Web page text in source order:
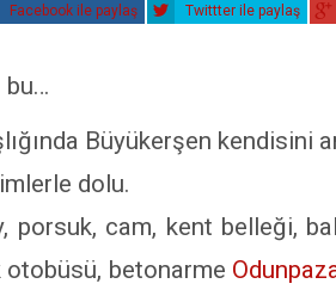
Facebook ile paylaş Twittter ile paylaş
bu…
Büyükerşen kendisini
dolu.
porsuk, cam, kent belleği,
betonarme